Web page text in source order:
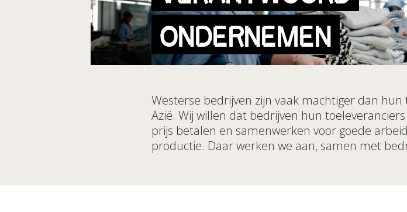
ONDERNEMEN
Westerse bedrijven zijn vaak machtiger dan
Azië. Wij willen dat bedrijven hun
prijs betalen en samenwerken voor goede
productie. Daar werken we aan, samen met